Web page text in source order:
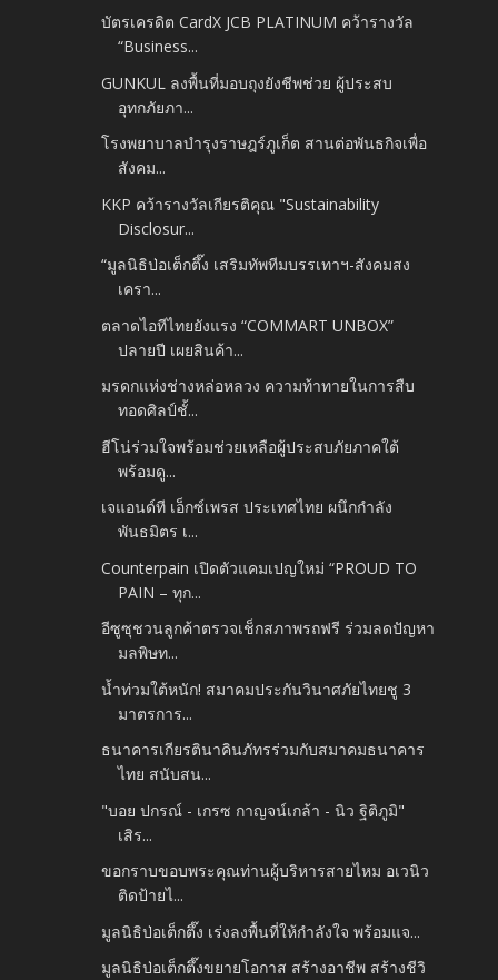
บัตรเครดิต CardX JCB PLATINUM คว้ารางวัล
“Business...
GUNKUL ลงพื้นที่มอบถุงยังชีพช่วย ผู้ประสบ
อุทกภัยภา...
โรงพยาบาลบำรุงราษฎร์ภูเก็ต สานต่อพันธกิจเพื่อ
สังคม...
KKP คว้ารางวัลเกียรติคุณ "Sustainability
Disclosur...
“มูลนิธิป่อเต็กตึ๊ง เสริมทัพทีมบรรเทาฯ-สังคมสง
เครา...
ตลาดไอทีไทยยังแรง “COMMART UNBOX”
ปลายปี เผยสินค้า...
มรดกแห่งช่างหล่อหลวง ความท้าทายในการสืบ
ทอดศิลป์ชั้...
ฮีโน่ร่วมใจพร้อมช่วยเหลือผู้ประสบภัยภาคใต้
พร้อมดู...
เจแอนด์ที เอ็กซ์เพรส ประเทศไทย ผนึกกำลัง
พันธมิตร เ...
Counterpain เปิดตัวแคมเปญใหม่ “PROUD TO
PAIN – ทุก...
อีซูซุชวนลูกค้าตรวจเช็กสภาพรถฟรี ร่วมลดปัญหา
มลพิษท...
น้ำท่วมใต้หนัก! สมาคมประกันวินาศภัยไทยชู 3
มาตรการ...
ธนาคารเกียรตินาคินภัทรร่วมกับสมาคมธนาคาร
ไทย สนับสน...
"บอย ปกรณ์ - เกรซ กาญจน์เกล้า - นิว ฐิติภูมิ"
เสิร...
ขอกราบขอบพระคุณท่านผู้บริหารสายไหม อเวนิว
ติดป้ายไ...
มูลนิธิป่อเต็กตึ๊ง เร่งลงพื้นที่ให้กำลังใจ พร้อมแจ...
มูลนิธิป่อเต็กตึ๊งขยายโอกาส สร้างอาชีพ สร้างชีวิ